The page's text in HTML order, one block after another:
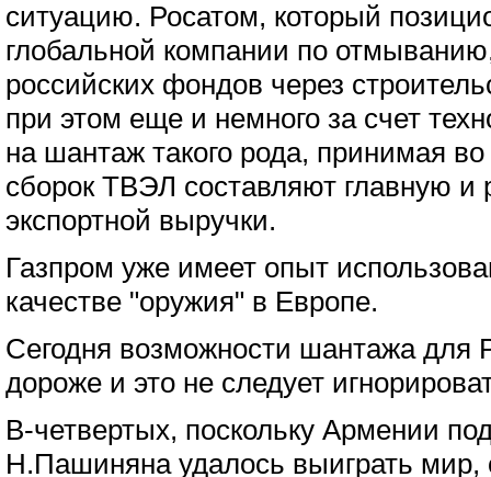
ситуацию. Росатом, который
глобальной компании по
российских фондов через
при этом еще и немного за счет
на шантаж такого рода, принимая
сборок ТВЭЛ составляют главную и
экспортной выручки.
Газпром уже имеет опыт
качестве "оружия" в Европе.
Сегодня возможности шантажа для
дороже и это не следует
В-четвертых, поскольку Армении
Н.Пашиняна удалось выиграть мир,